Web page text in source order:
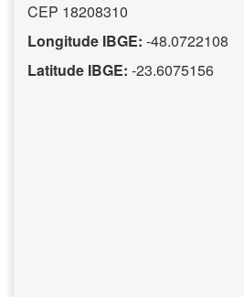
CEP 18208310
Longitude IBGE: -48.0722108
Latitude IBGE: -23.6075156